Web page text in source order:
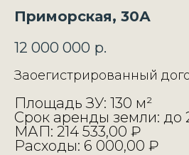
Приморская, 30А
12 000 000 р.
Заоегистрированный
Площадь ЗУ: 130 м²
Срок аренды земли: до
МАП: 214 533,00 ₽
Расходы: 6 000,00 ₽